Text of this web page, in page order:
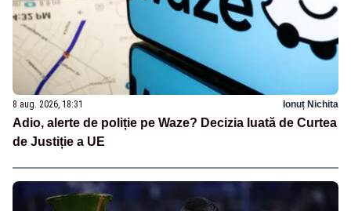
8 aug. 2026, 18:31 Ionuț Nichita
Adio, alerte de poliție pe Waze? Decizia luată de Curtea
de Justiție a UE